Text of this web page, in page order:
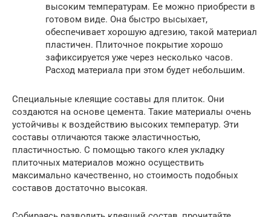
высоким температурам. Ее можно приобрести в
готовом виде. Она быстро высыхает,
обеспечивает хорошую адгезию, такой материал
пластичен. Плиточное покрытие хорошо
зафиксируется уже через несколько часов.
Расход материала при этом будет небольшим.
Специальные клеящие составы для плиток. Они
создаются на основе цемента. Такие материалы очень
устойчивы к воздействию высоких температур. Эти
составы отличаются также эластичностью,
пластичностью. С помощью такого клея укладку
плиточных материалов можно осуществить
максимально качественно, но стоимость подобных
составов достаточно высокая.